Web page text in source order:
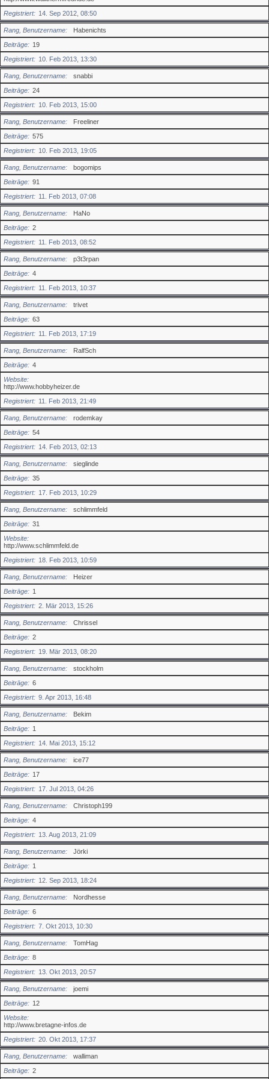
Registriert
14. Sep 2012, 08:50
Rang, Benutzername
Habenichts
Beiträge
19
Registriert
10. Feb 2013, 13:30
Rang, Benutzername
snabbi
Beiträge
24
Registriert
10. Feb 2013, 15:00
Rang, Benutzername
Freeliner
Beiträge
575
Registriert
10. Feb 2013, 19:05
Rang, Benutzername
bogomips
Beiträge
91
Registriert
11. Feb 2013, 07:08
Rang, Benutzername
HaNo
Beiträge
2
Registriert
11. Feb 2013, 08:52
Rang, Benutzername
p3t3rpan
Beiträge
4
Registriert
11. Feb 2013, 10:37
Rang, Benutzername
trivet
Beiträge
63
Registriert
11. Feb 2013, 17:19
Rang, Benutzername
RalfSch
Beiträge
4
Website
http://www.hobbyheizer.de
Registriert
11. Feb 2013, 21:49
Rang, Benutzername
rodemkay
Beiträge
54
Registriert
14. Feb 2013, 02:13
Rang, Benutzername
sieglinde
Beiträge
35
Registriert
17. Feb 2013, 10:29
Rang, Benutzername
schlimmfeld
Beiträge
31
Website
http://www.schlimmfeld.de
Registriert
18. Feb 2013, 10:59
Rang, Benutzername
Heizer
Beiträge
1
Registriert
2. Mär 2013, 15:26
Rang, Benutzername
Chrissel
Beiträge
2
Registriert
19. Mär 2013, 08:20
Rang, Benutzername
stockholm
Beiträge
6
Registriert
9. Apr 2013, 16:48
Rang, Benutzername
Bekim
Beiträge
1
Registriert
14. Mai 2013, 15:12
Rang, Benutzername
ice77
Beiträge
17
Registriert
17. Jul 2013, 04:26
Rang, Benutzername
Christoph199
Beiträge
4
Registriert
13. Aug 2013, 21:09
Rang, Benutzername
Jörki
Beiträge
1
Registriert
12. Sep 2013, 18:24
Rang, Benutzername
Nordhesse
Beiträge
6
Registriert
7. Okt 2013, 10:30
Rang, Benutzername
TomHag
Beiträge
8
Registriert
13. Okt 2013, 20:57
Rang, Benutzername
joemi
Beiträge
12
Website
http://www.bretagne-infos.de
Registriert
20. Okt 2013, 17:37
Rang, Benutzername
walliman
Beiträge
2